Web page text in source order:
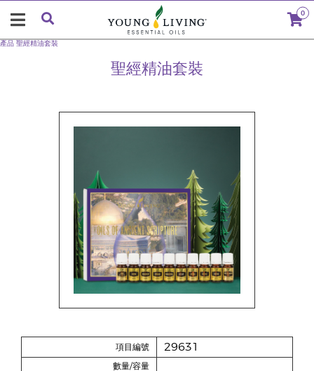
0
聖經精油套裝
產品 聖經精油套裝
項目編號 29631
數量/容量